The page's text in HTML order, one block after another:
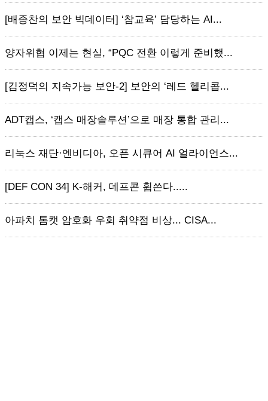
[배종찬의 보안 빅데이터] ‘참교육’ 담당하는 AI...
양자위협 이제는 현실, “PQC 전환 이렇게 준비했...
[김정덕의 지속가능 보안-2] 보안의 ‘레드 헬리콥...
ADT캡스, ‘캡스 매장솔루션’으로 매장 통합 관리...
리눅스 재단·엔비디아, 오픈 시큐어 AI 얼라이언스...
[DEF CON 34] K-해커, 데프콘 휩쓴다.....
아파치 톰캣 암호화 우회 취약점 비상... CISA...